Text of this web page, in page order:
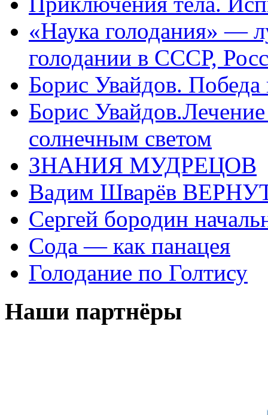
«Наука голодания» —
голодании в СССР,
Борис Увайдов.
Борис
солнечным светом
ЗНАНИЯ МУДРЕЦОВ
Вадим Шварёв
Сергей бородин
Сода — как панацея
Голодание по Голтису
Наши партнёры